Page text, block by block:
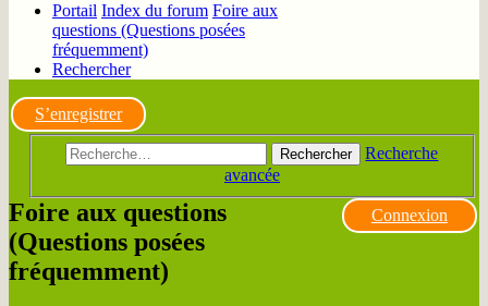
Portail Index du forum Foire aux
questions (Questions posées
fréquemment)
Rechercher
S’enregistrer
Rechercher
Recherche
avancée
Connexion
Foire aux questions
(Questions posées
fréquemment)